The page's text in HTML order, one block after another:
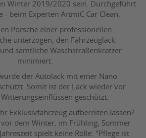
Winter 2019/2020 sein. Durchgeführt
- beim Experten ArtmiC Car Clean.
Porsche einer professionellen
unterzogen, den Fahrzeuglack
sämtliche Waschstraßenkratzer
minimiert.
der Autolack mit einer Nano
Somit ist der Lack wieder vor
geschützt.
Exklusivfahrzeug aufbereiten lassen?
vor dem Winter, im Frühling, Sommer
spielt keine Rolle: "Pflege ist